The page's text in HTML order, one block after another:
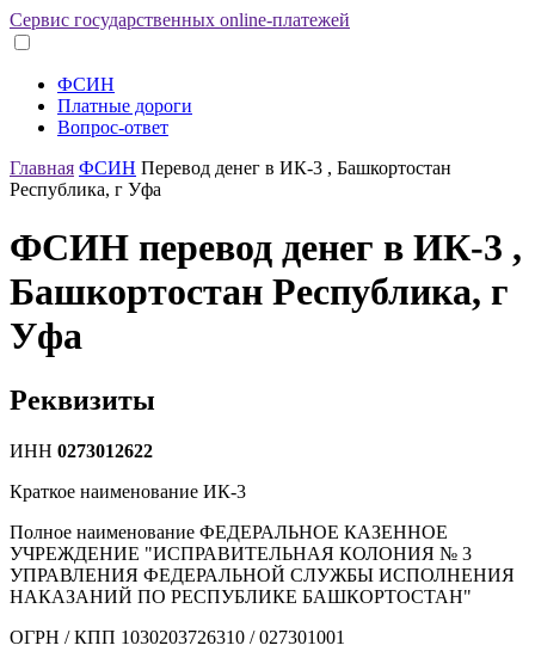
Сервис государственных online-платежей
ФСИН
Платные дороги
Вопрос-ответ
Главная ФСИН Перевод денег в ИК-3 , Башкортостан
Республика, г Уфа
ФСИН перевод денег в ИК-3 ,
Башкортостан Республика, г
Уфа
Реквизиты
ИНН 0273012622
Краткое наименование ИК-3
Полное наименование ФЕДЕРАЛЬНОЕ КАЗЕННОЕ
УЧРЕЖДЕНИЕ "ИСПРАВИТЕЛЬНАЯ КОЛОНИЯ № 3
УПРАВЛЕНИЯ ФЕДЕРАЛЬНОЙ СЛУЖБЫ ИСПОЛНЕНИЯ
НАКАЗАНИЙ ПО РЕСПУБЛИКЕ БАШКОРТОСТАН"
ОГРН / КПП 1030203726310 / 027301001